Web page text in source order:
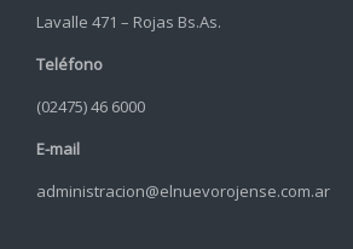
Lavalle 471 – Rojas Bs.As.
Teléfono
(02475) 46 6000
E-mail
administracion@elnuevorojense.com.ar